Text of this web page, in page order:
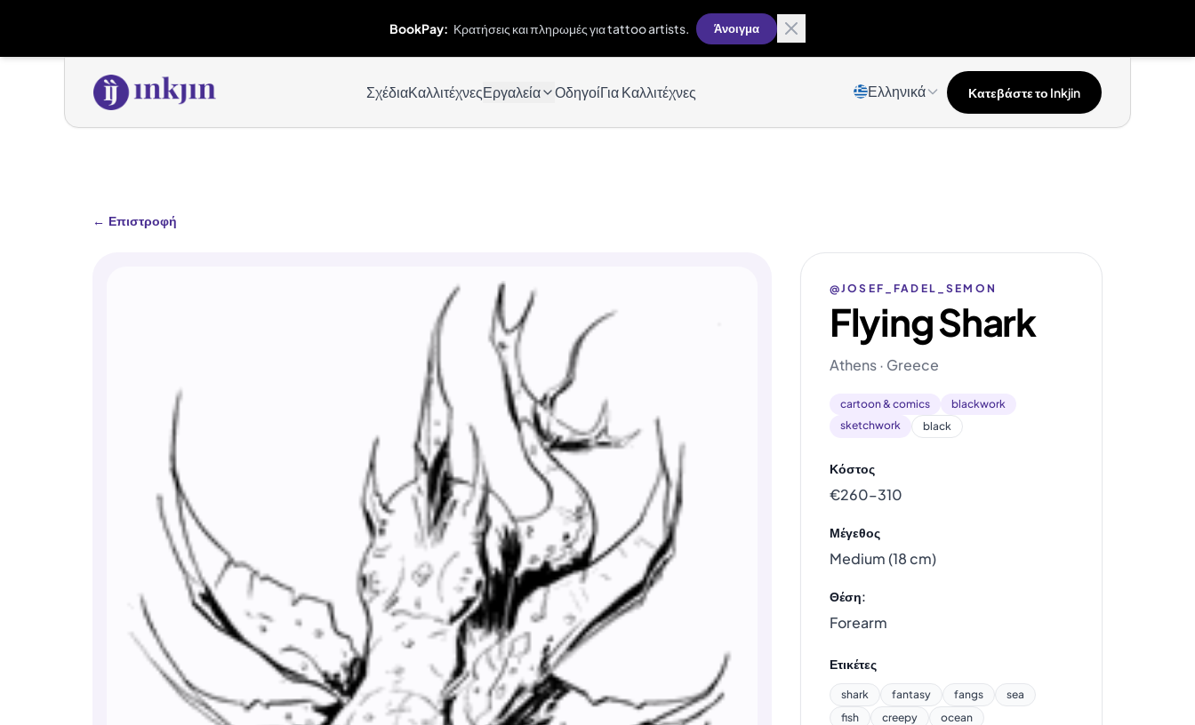
BookPay: Κρατήσεις και πληρωμές για tattoo artists. Άνοιγμα
ΣχέδιαΚαλλιτέχνεςΕργαλεία ΟδηγοίΓια Καλλιτέχνες Ελληνικά Κατεβάστε το Inkjin
← Επιστροφή
@JOSEF_FADEL_SEMON
Flying Shark
Athens · Greece
cartoon & comics
blackwork
sketchwork
black
Κόστος
€260–310
Μέγεθος
Medium (18 cm)
Θέση:
Forearm
Ετικέτες
shark fantasy fangs
sea
fish
creepy ocean